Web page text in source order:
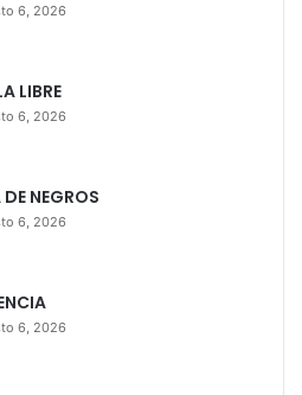
6, 2026
LIBRE
6, 2026
DE NEGROS
6, 2026
6, 2026